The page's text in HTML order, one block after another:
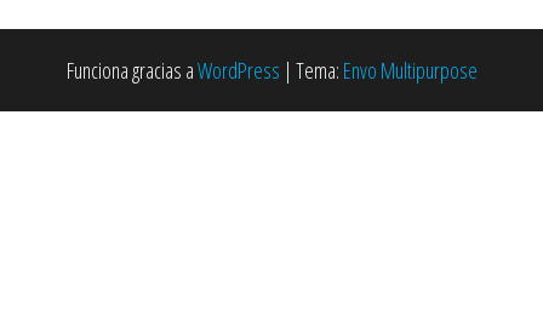
Funciona gracias aWordPress | Tema: Envo Multipurpose